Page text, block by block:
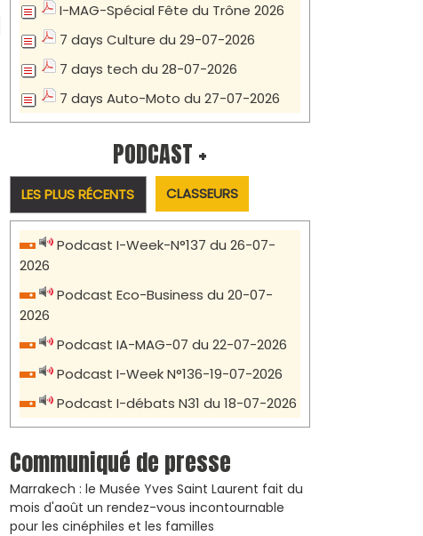
I-MAG-Spécial Fête du Trône 2026
7 days Culture du 29-07-2026
7 days tech du 28-07-2026
7 days Auto-Moto du 27-07-2026
PODCAST +
LES PLUS RÉCENTS CLASSEURS
Podcast I-Week-N°137 du 26-07-
2026
Podcast Eco-Business du 20-07-
2026
Podcast IA-MAG-07 du 22-07-2026
Podcast I-Week N°136-19-07-2026
Podcast I-débats N31 du 18-07-2026
Communiqué de presse
Marrakech : le Musée Yves Saint Laurent fait du
mois d'août un rendez-vous incontournable
pour les cinéphiles et les familles